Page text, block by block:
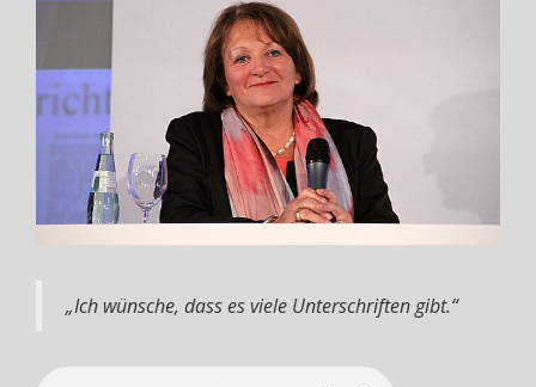
„Ich wünsche, dass es viele Unterschriften gibt.“